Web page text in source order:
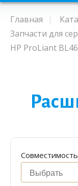
Главная
Запчасти для
HP ProLiant
Совместимость